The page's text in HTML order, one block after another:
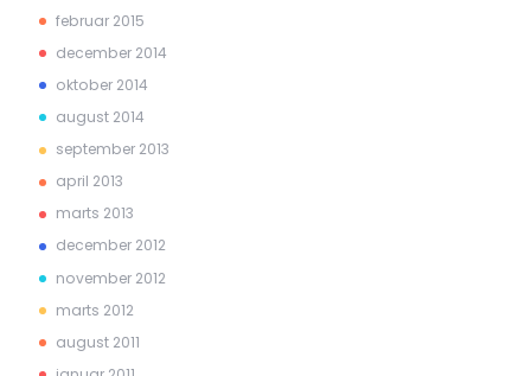
februar 2015
december 2014
oktober 2014
august 2014
september 2013
april 2013
marts 2013
december 2012
november 2012
marts 2012
august 2011